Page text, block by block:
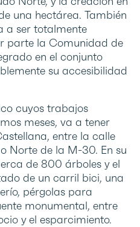
una hectárea. También
a ser totalmente
parte la Comunidad de
en el conjunto
su accesibilidad
cuyos trabajos
meses, va a tener
entre la calle
Norte de la M-30. En su
de 800 árboles y el
de un carril bici, una
pérgolas para
monumental, entre
y el esparcimiento.